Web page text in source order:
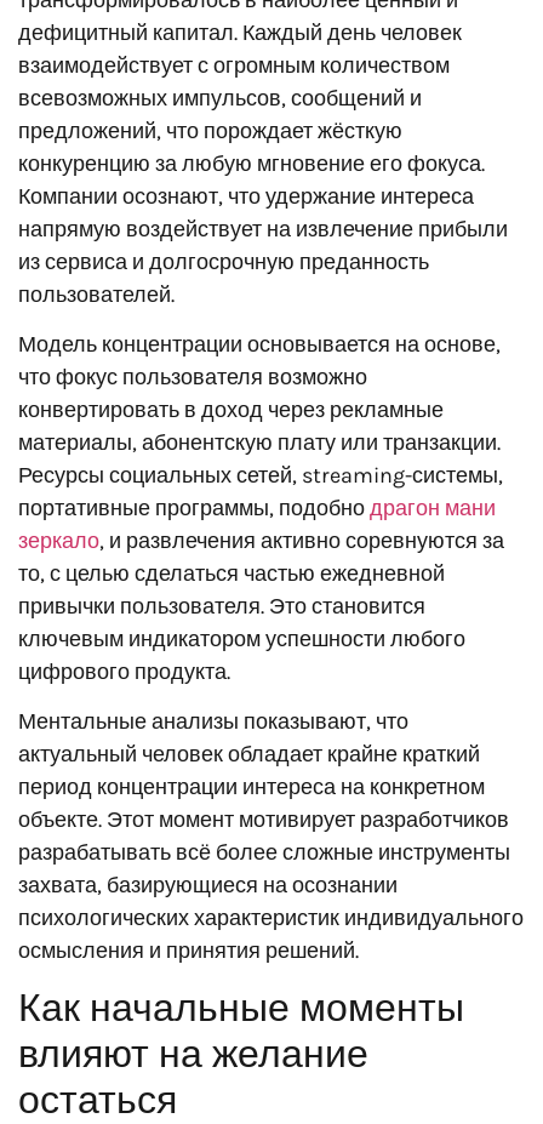
дефицитный капитал. Каждый день человек
взаимодействует с огромным количеством
всевозможных импульсов, сообщений и
предложений, что порождает жёсткую
конкуренцию за любую мгновение его фокуса.
Компании осознают, что удержание интереса
напрямую воздействует на извлечение прибыли
из сервиса и долгосрочную преданность
пользователей.
Модель концентрации основывается на основе,
что фокус пользователя возможно
конвертировать в доход через рекламные
материалы, абонентскую плату или транзакции.
Ресурсы социальных сетей, streaming-системы,
портативные программы, подобнодрагон мани
зеркало, и развлечения активно соревнуются за
то, с целью сделаться частью ежедневной
привычки пользователя. Это становится
ключевым индикатором успешности любого
цифрового продукта.
Ментальные анализы показывают, что
актуальный человек обладает крайне краткий
период концентрации интереса на конкретном
объекте. Этот момент мотивирует разработчиков
разрабатывать всё более сложные инструменты
захвата, базирующиеся на осознании
психологических характеристик индивидуального
осмысления и принятия решений.
Как начальные моменты
влияют на желание
остаться